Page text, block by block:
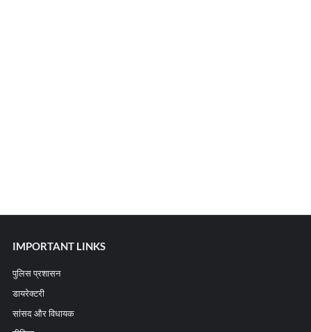
IMPORTANT LINKS
पुलिस प्रशासन
डायरेक्टरी
सांसद और विधायक